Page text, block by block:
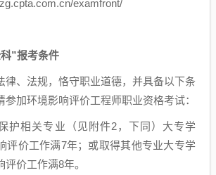
examfront/
”报考条件
、法规，恪守职业道德，并具备以下条
参加环境影响评价工程师职业资格考试：
相关专业（见附件2，下同）大专学
评价工作满7年；或取得其他专业大专学
价工作满8年。